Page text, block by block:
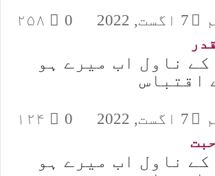
7 اگست, 2022 0
کے ناول اب میرے ہو
اقتباس
7 اگست, 2022 0
کے ناول اب میرے ہو